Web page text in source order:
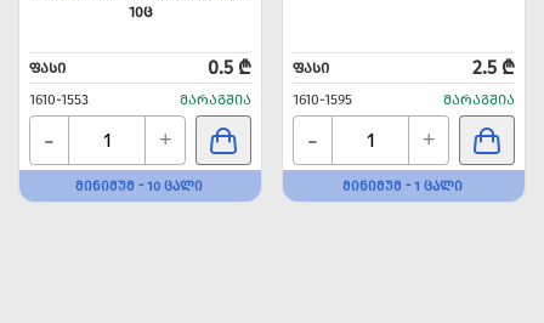
10Ც
ᲤᲐᲡᲘ 0.5 ₾
1610-1553 ᲛᲐᲠᲐᲒᲨᲘᲐ
- +
ᲛᲘᲜᲘᲛᲣᲛ - 10 ᲪᲐᲚᲘ
ᲤᲐᲡᲘ 2.5 ₾
1610-1595 ᲛᲐᲠᲐᲒᲨᲘᲐ
- +
ᲛᲘᲜᲘᲛᲣᲛ - 1 ᲪᲐᲚᲘ